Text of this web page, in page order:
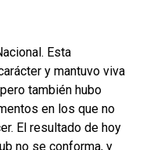
Esta
y mantuvo viva
también hubo
en los que no
El resultado de hoy
no se conforma, y